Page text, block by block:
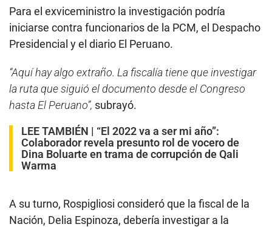
Para el exviceministro la investigación podría
iniciarse contra funcionarios de la PCM, el Despacho
Presidencial y el diario El Peruano.
“Aquí hay algo extraño. La fiscalía tiene que investigar
la ruta que siguió el documento desde el Congreso
hasta El Peruano”, subrayó.
LEE TAMBIÉN | “El 2022 va a ser mi año”:
Colaborador revela presunto rol de vocero de
Dina Boluarte en trama de corrupción de Qali
Warma
A su turno, Rospigliosi consideró que la fiscal de la
Nación, Delia Espinoza, debería investigar a la